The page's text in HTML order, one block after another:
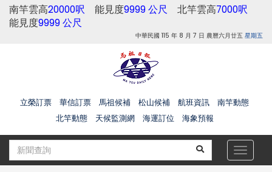
南竿雲高20000呎 能見度9999 公尺 北竿雲高7000呎
能見度9999 公尺
中華民國 115 年 8 月 7 日 農曆六月廿五 星期五
立榮訂票 華信訂票 馬祖候補 松山候補 航班資訊
南竿動態
北竿動態
天候監測網 海運訂位 海象預報
Toggle